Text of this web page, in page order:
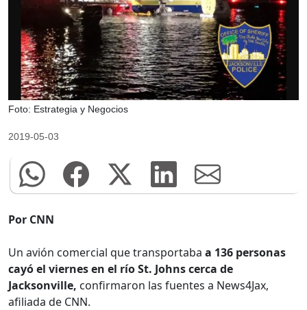
Foto: Estrategia y Negocios
2019-05-03
Por CNN
Un avión comercial que transportaba a 136 personas
cayó el viernes en el río St. Johns cerca de
Jacksonville, confirmaron las fuentes a News4Jax,
afiliada de CNN.